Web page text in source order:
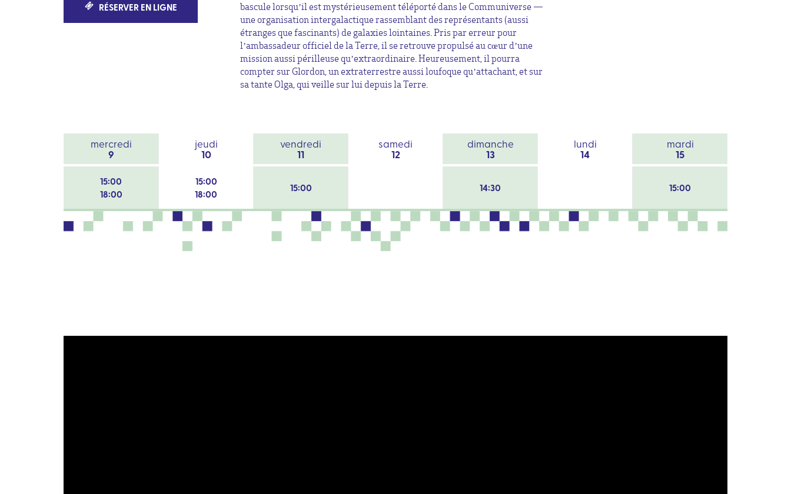
RÉSERVER EN LIGNE
bascule lorsqu’il est mystérieusement téléporté dans le Communiverse —
une organisation intergalactique rassemblant des représentants (aussi
étranges que fascinants) de galaxies lointaines. Pris par erreur pour
l’ambassadeur officiel de la Terre, il se retrouve propulsé au cœur d’une
mission aussi périlleuse qu’extraordinaire. Heureusement, il pourra
compter sur Glordon, un extraterrestre aussi loufoque qu’attachant, et sur
sa tante Olga, qui veille sur lui depuis la Terre.
mercredi
9
jeudi
10
vendredi
11
samedi
12
dimanche
13
lundi
14
mardi
15
15:00
18:00
15:00
18:00
15:00 14:30 15:00